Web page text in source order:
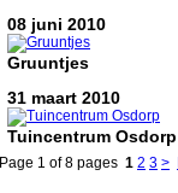
08 juni 2010
Gruuntjes
31 maart 2010
Tuincentrum Osdorp
Page 1 of 8 pages 1 2 3 >